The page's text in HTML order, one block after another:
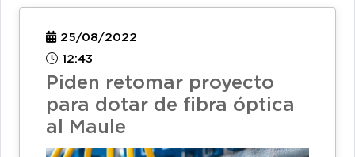
25/08/2022
12:43
Piden retomar proyecto
para dotar de fibra óptica
al Maule